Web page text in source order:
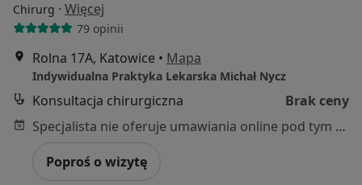
Chirurg · Więcej
79 opinii
Rolna 17A, Katowice • Mapa
Indywidualna Praktyka Lekarska Michał Nycz
Konsultacja chirurgiczna
Brak ceny
Specjalista nie oferuje umawiania online pod tym adresem.
Poproś o wizytę